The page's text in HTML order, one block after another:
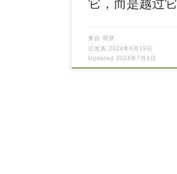
它，而是越过它
来自萌芽
已发表2024年6月19日
Updated2024年7月4日